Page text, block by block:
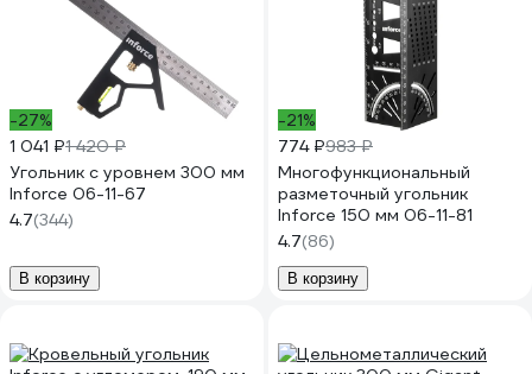
-27%
1 041 ₽1 420 ₽
Угольник с уровнем 300 мм
Inforce 06-11-67
4.7(344)
В корзину
-21%
774 ₽983 ₽
Многофункциональный
разметочный угольник
Inforce 150 мм 06-11-81
4.7(86)
В корзину